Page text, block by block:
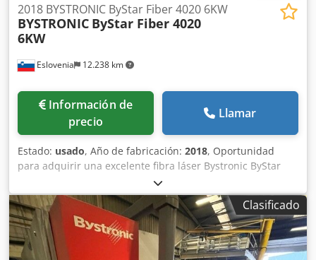
Eslovenia 12.238 km
2018 BYSTRONIC ByStar Fiber 4020 6KW
BYSTRONIC ByStar Fiber 4020
6KW
Información de
precio
Llamar
Estado: usado, Año de fabricación: 2018, Oportunidad
para adquirir una excelente fibra láser Bystronic ByStar
con un área de trabajo de 4000 x 2000 mm y una potencia
láser de 6000 W (edición Dynamix F6000). Incluido: Cabezal
de corte V1 (primera versión), cambiador NCT zle de 64
posiciones, ocular detector, sistema de extracción de
polvo. 1 Máquina base 1.1 ByStar Fibre 4020 Dynamic
Edition F6000 1.2 Alcance de suministro 1.3 Seguridad y
Clasificado